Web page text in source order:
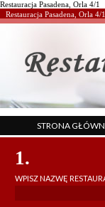
Restauracja Pasadena, Orla 4/1
Restauracja Pasadena, Orla 4/1
STRONA
1.
WPISZ NAZWĘ